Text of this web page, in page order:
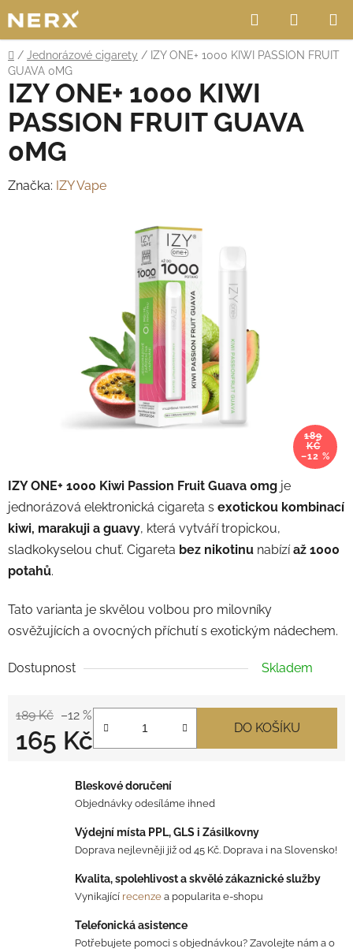
na
obsah
Hledat
KOŠÍK
Domů
/ Jednorázové cigarety / IZY ONE+ 1000 KIWI PASSION FRUIT
GUAVA 0MG
IZY ONE+ 1000 Kiwi Passion Fruit Guava 0mg je
jednorázová elektronická cigareta s exotickou kombinací
kiwi, marakuji a guavy, která vytváří tropickou,
sladkokyselou chuť. Cigareta bez nikotinu nabízíaž 1000
potahů.
Tato varianta je skvělou volbou pro milovníky
osvěžujících a ovocných příchutí s exotickým nádechem.
Dostupnost Skladem
189 Kč –12 %
165 Kč DO KOŠÍKU
IZY ONE+ 1000 KIWI
PASSION FRUIT GUAVA
0MG
Značka: IZY Vape
189
KČ
–12 %
Bleskové doručení
Objednávky odesíláme ihned
Výdejní místa PPL, GLS i Zásilkovny
Doprava nejlevněji již od 45 Kč. Doprava i na Slovensko!
Kvalita, spolehlivost a skvělé zákaznické služby
Vynikající recenze a popularita e-shopu
Telefonická asistence
Potřebujete pomoci s objednávkou? Zavolejte nám a o